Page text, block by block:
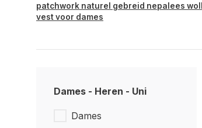
patchwork naturel gebreid nepalees
vest voor dames
Dames - Heren - Uni
Dames